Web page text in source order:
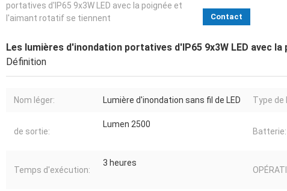
portatives d'IP65 9x3W LED avec la poignée et
l'aimant rotatif se tiennent
Contact
Les lumières d'inondation portatives d'IP65 9x3W LED avec
Définition
Nom léger: Lumière d'inondation sans fil de LED Type de
de sortie:
Lumen 2500
Batterie:
Temps d'exécution:
3 heures